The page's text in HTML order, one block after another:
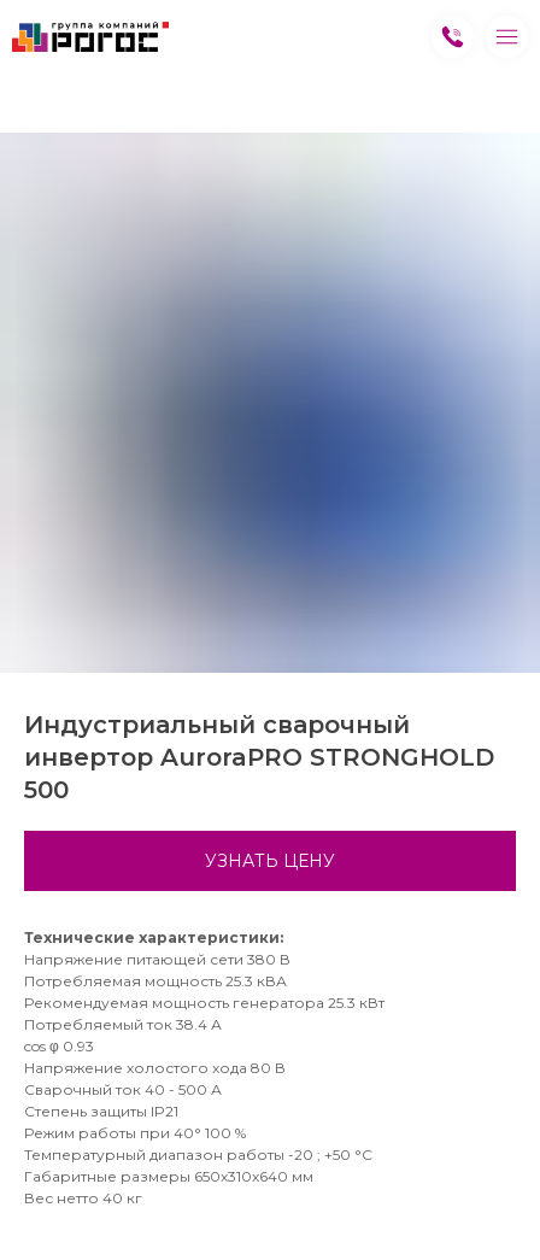
Индустриальный сварочный
инвертор AuroraPRO STRONGHOLD
500
УЗНАТЬ ЦЕНУ
Технические характеристики:
Напряжение питающей сети 380 В
Потребляемая мощность 25.3 кВА
Рекомендуемая мощность генератора 25.3 кВт
Потребляемый ток 38.4 А
cos φ 0.93
Напряжение холостого хода 80 В
Сварочный ток 40 - 500 А
Степень защиты IP21
Режим работы при 40° 100 %
Температурный диапазон работы -20 ; +50 °C
Габаритные размеры 650х310х640 мм
Вес нетто 40 кг